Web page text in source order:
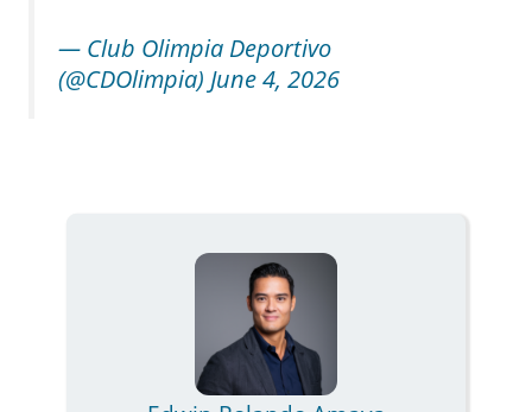
— Club Olimpia Deportivo
(@CDOlimpia) June 4, 2026